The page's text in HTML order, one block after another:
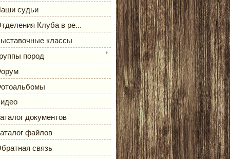
судьи
Клуба в ре...
классы
пород
документов
файлов
связь